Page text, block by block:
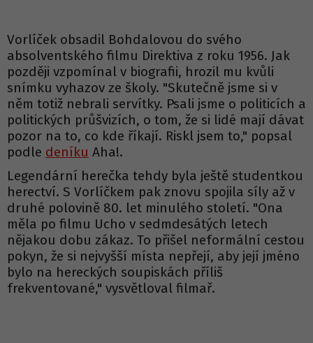
Vorlíček obsadil Bohdalovou do svého
absolventského filmu Direktiva z roku 1956. Jak
později vzpomínal v biografii, hrozil mu kvůli
snímku vyhazov ze školy. "Skutečně jsme si v
něm totiž nebrali servítky. Psali jsme o politicích a
politických průšvizích, o tom, že si lidé mají dávat
pozor na to, co kde říkají. Riskl jsem to," popsal
podle deníku Aha!.
Legendární herečka tehdy byla ještě studentkou
herectví. S Vorlíčkem pak znovu spojila síly až v
druhé polovině 80. let minulého století. "Ona
měla po filmu Ucho v sedmdesátých letech
nějakou dobu zákaz. To přišel neformální cestou
pokyn, že si nejvyšší místa nepřejí, aby její jméno
bylo na hereckých soupiskách příliš
frekventované," vysvětloval filmař.